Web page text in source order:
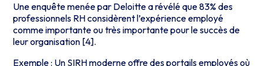
Une enquête menée par Deloitte a révélé que 83% des
professionnels RH considèrent l’expérience employé
comme importante ou très importante pour le succès de
leur organisation [4].
Exemple : Un SIRH moderne offre des portails employés où